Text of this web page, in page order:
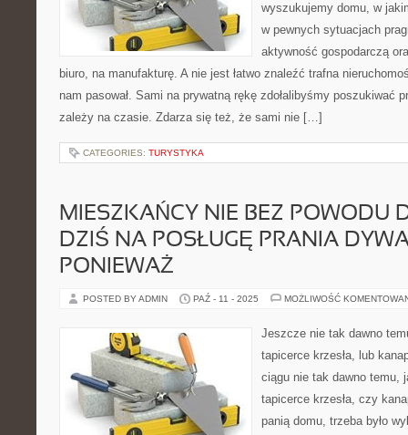
wyszukujemy domu, w
w pewnych sytuacjach
aktywność gospodarczą
biuro, na manufakturę. A nie jest łatwo znaleźć trafna
nam pasował. Sami na prywatną rękę zdołalibyśmy poszukiwać
zależy na czasie. Zdarza się też, że sami nie […]
CATEGORIES: TURYSTYKA
MIESZKAŃCY NIE BEZ POWODU
DZIŚ NA POSŁUGĘ PRANIA
PONIEWAŻ
POSTED BY ADMIN PAŹ - 11 - 2025 MOŻLIWOŚĆ
Jeszcze nie tak dawno
tapicerce krzesła, lub
ciągu nie tak dawno temu,
tapicerce krzesła, czy
panią domu, trzeba było